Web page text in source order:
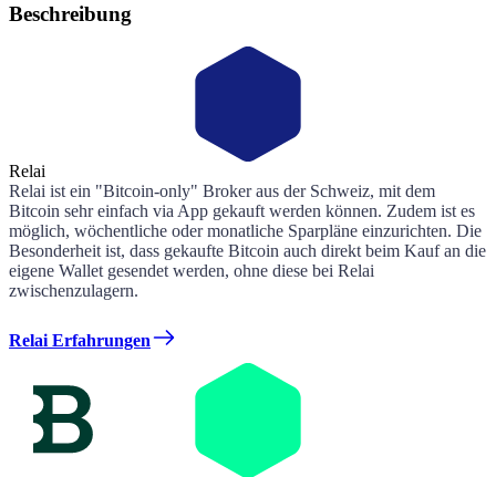
Beschreibung
Relai
Relai ist ein "Bitcoin-only" Broker aus der Schweiz, mit dem
Bitcoin sehr einfach via App gekauft werden können. Zudem ist es
möglich, wöchentliche oder monatliche Sparpläne einzurichten. Die
Besonderheit ist, dass gekaufte Bitcoin auch direkt beim Kauf an die
eigene Wallet gesendet werden, ohne diese bei Relai
zwischenzulagern.
Relai Erfahrungen